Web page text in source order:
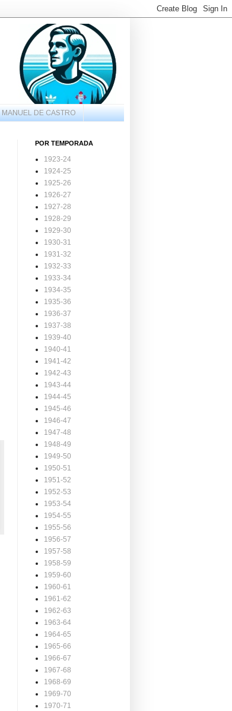
MANUEL DE CASTRO
POR TEMPORADA
1923-24
1924-25
1925-26
1926-27
1927-28
1928-29
1929-30
1930-31
1931-32
1932-33
1933-34
1934-35
1935-36
1936-37
1937-38
1939-40
1940-41
1941-42
1942-43
1943-44
1944-45
1945-46
1946-47
1947-48
1948-49
1949-50
1950-51
1951-52
1952-53
1953-54
1954-55
1955-56
1956-57
1957-58
1958-59
1959-60
1960-61
1961-62
1962-63
1963-64
1964-65
1965-66
1966-67
1967-68
1968-69
1969-70
1970-71